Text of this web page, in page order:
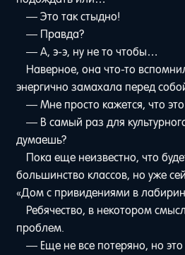
— Это так стыдно!
— Правда?
— А, э-э, ну не то чтобы…
Наверное, она что-то
энергично замахала перед
— Мне просто кажется, что это
— В самый раз для
думаешь?
Пока еще неизвестно, что
большинство классов, но уже
«Дом с привидениями в
Ребячество, в некотором
проблем.
— Еще не все потеряно, но это